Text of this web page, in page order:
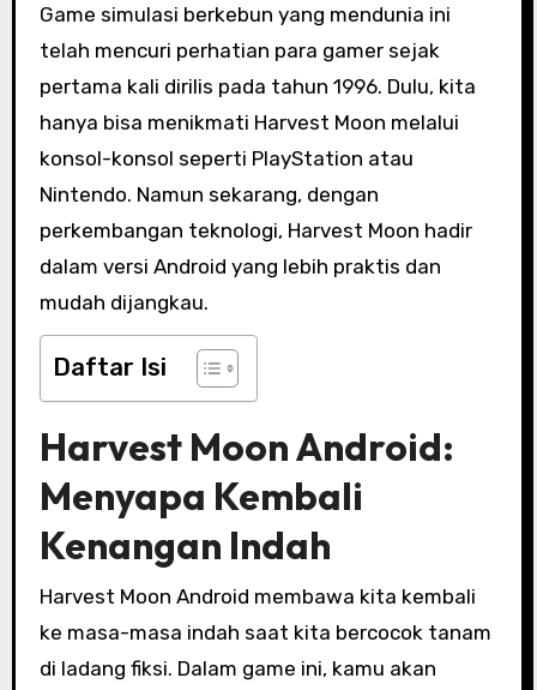
Game simulasi berkebun yang mendunia ini
telah mencuri perhatian para gamer sejak
pertama kali dirilis pada tahun 1996. Dulu, kita
hanya bisa menikmati Harvest Moon melalui
konsol-konsol seperti PlayStation atau
Nintendo. Namun sekarang, dengan
perkembangan teknologi, Harvest Moon hadir
dalam versi Android yang lebih praktis dan
mudah dijangkau.
Daftar Isi
Harvest Moon Android:
Menyapa Kembali
Kenangan Indah
Harvest Moon Android membawa kita kembali
ke masa-masa indah saat kita bercocok tanam
di ladang fiksi. Dalam game ini, kamu akan